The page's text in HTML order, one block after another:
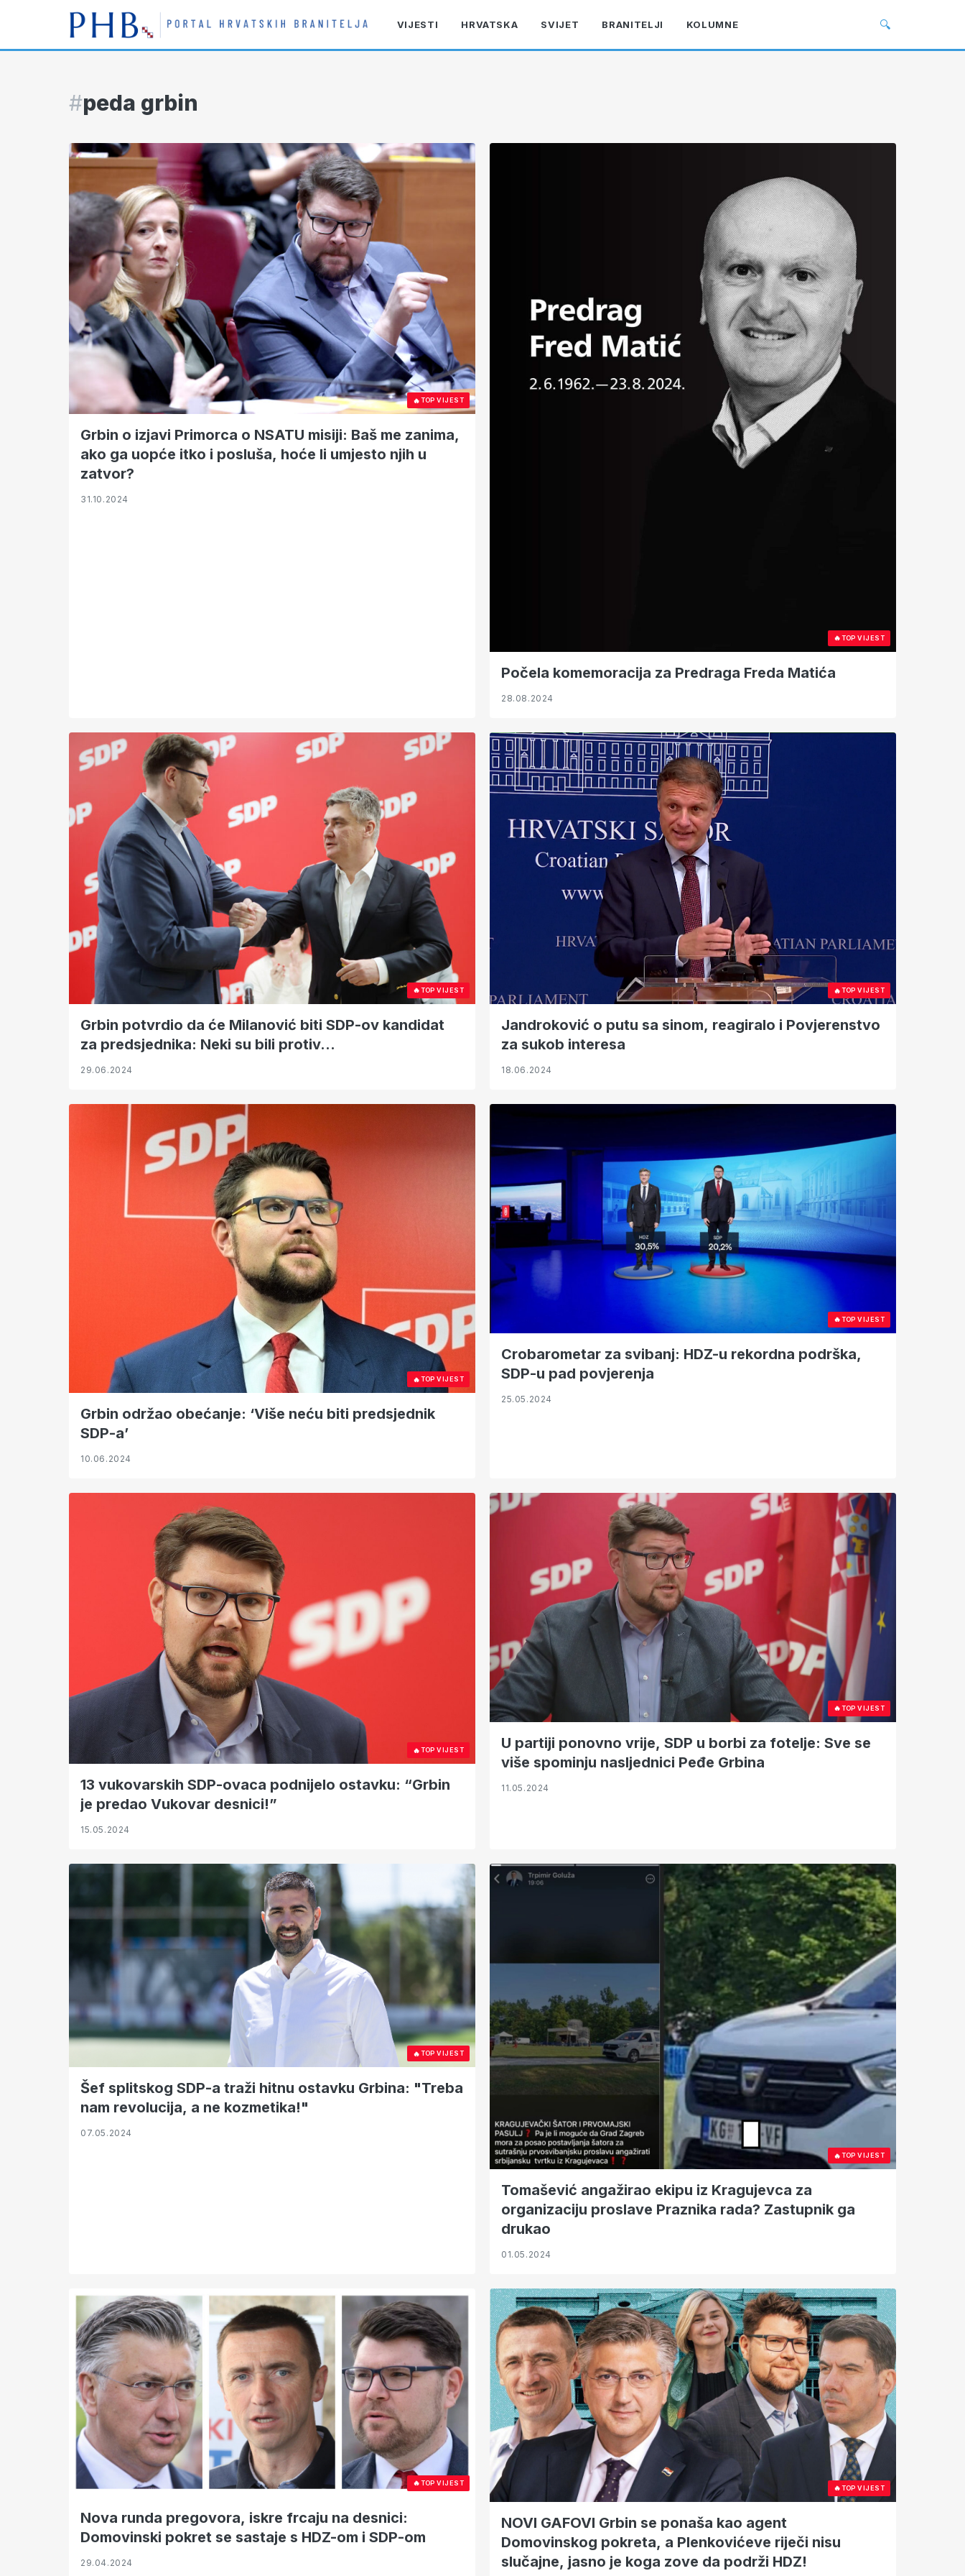
VIJESTI HRVATSKA SVIJET BRANITELJI KOLUMNE 🔍
#peda grbin
🔥TOP VIJEST
Grbin o izjavi Primorca o NSATU misiji: Baš me zanima,
ako ga uopće itko i posluša, hoće li umjesto njih u
zatvor?
31.10.2024
🔥TOP VIJEST
Počela komemoracija za Predraga Freda Matića
28.08.2024
🔥TOP VIJEST
Grbin potvrdio da će Milanović biti SDP-ov kandidat
za predsjednika: Neki su bili protiv…
29.06.2024
🔥TOP VIJEST
Jandroković o putu sa sinom, reagiralo i Povjerenstvo
za sukob interesa
18.06.2024
🔥TOP VIJEST
Grbin održao obećanje: ‘Više neću biti predsjednik
SDP-a’
10.06.2024
🔥TOP VIJEST
Crobarometar za svibanj: HDZ-u rekordna podrška,
SDP-u pad povjerenja
25.05.2024
🔥TOP VIJEST
13 vukovarskih SDP-ovaca podnijelo ostavku: “Grbin
je predao Vukovar desnici!”
15.05.2024
🔥TOP VIJEST
U partiji ponovno vrije, SDP u borbi za fotelje: Sve se
više spominju nasljednici Peđe Grbina
11.05.2024
🔥TOP VIJEST
Šef splitskog SDP-a traži hitnu ostavku Grbina: "Treba
nam revolucija, a ne kozmetika!"
07.05.2024
🔥TOP VIJEST
Tomašević angažirao ekipu iz Kragujevca za
organizaciju proslave Praznika rada? Zastupnik ga
drukao
01.05.2024
🔥TOP VIJEST
Nova runda pregovora, iskre frcaju na desnici:
Domovinski pokret se sastaje s HDZ-om i SDP-om
29.04.2024
🔥TOP VIJEST
NOVI GAFOVI Grbin se ponaša kao agent
Domovinskog pokreta, a Plenkovićeve riječi nisu
slučajne, jasno je koga zove da podrži HDZ!